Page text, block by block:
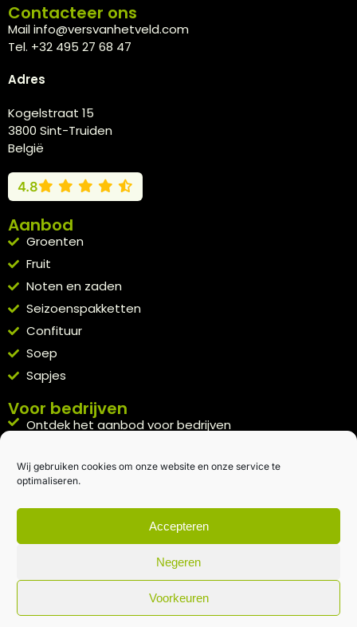
Wij gebruiken cookies om onze website en onze service te
optimaliseren.
Accepteren
Negeren
Voorkeuren
Contacteer ons
Mail info@versvanhetveld.com
Tel. +32 495 27 68 47
Adres
Kogelstraat 15
3800 Sint-Truiden
België
4.8
Aanbod
Groenten
Fruit
Noten en zaden
Seizoenspakketten
Confituur
Soep
Sapjes
Voor bedrijven
Ontdek het aanbod voor bedrijven
Kennismakingspakket aanvragen
Blijft op de hoogte
Rechtstreeks van het veld naar je inbox.
Inschrijven nieuwsbrief
Algemene voorwaarden|Privacybeleid| gemaakt met door